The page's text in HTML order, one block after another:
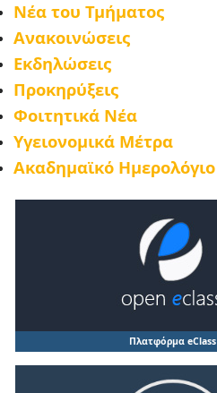
Νέα του Τμήματος
Ανακοινώσεις
Εκδηλώσεις
Προκηρύξεις
Φοιτητικά Νέα
Υγειονομικά Μέτρα
Ακαδημαϊκό Ημερολόγιο
Πλατφόρμα eClass